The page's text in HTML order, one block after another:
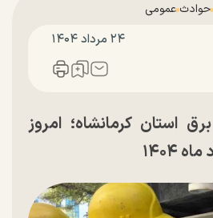
حوادث عمومی
۲۴ مرداد ۱۴۰۴
استان کرمانشاه؛ امروز